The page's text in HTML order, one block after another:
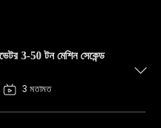
3-50 টন মেশিন সেকেন্ড
3 মতামত